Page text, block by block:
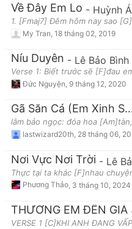
Về Đây Em Lo - Huỳnh
1. [Fmaj7] Đêm hôm nay sao
My Tran 18 tháng 02, 2019
Níu Duyên - Lê Bảo Bình
Verse 1: Biết trước sẽ [F]đau
Đức Nguyện 9 tháng 12, 2020
Gã Săn Cá (Em
lâm bảo ngọc: đóa hoa
lastwizard20th, 28 tháng 06,
Nơi Vực Nơi Trời - Lê
Thực tại ta khác [F]nhau
Phương Thảo 3 tháng 10, 2024
THƯƠNG EM ĐẾN GIÀ
VERSE 1 [C]KHI ANH ĐANG